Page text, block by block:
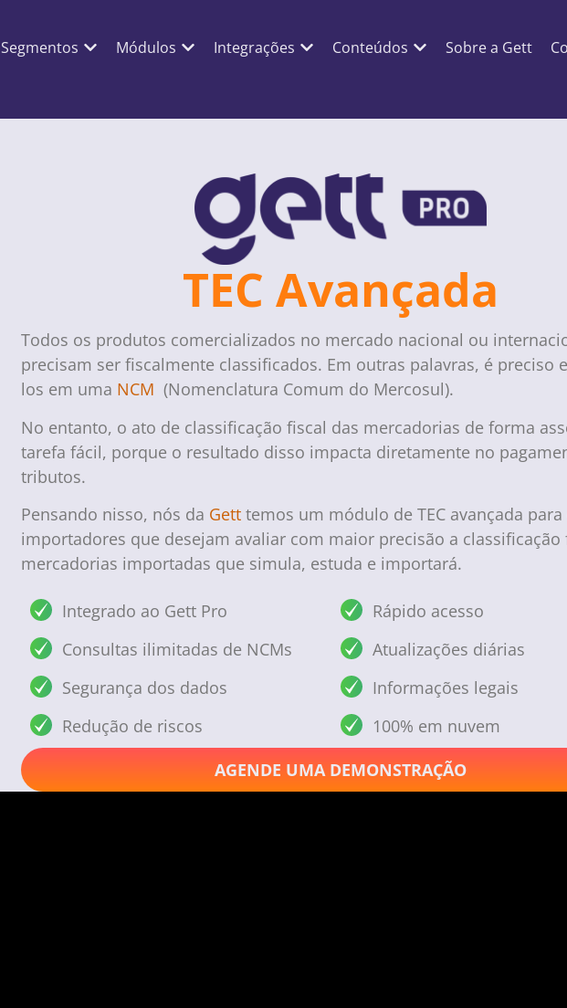
Segmentos Módulos Integrações Conteúdos Sobre a Gett
TEC Avançada
Todos os produtos comercializados no mercado nacional ou
precisam ser fiscalmente classificados. Em outras palavras, é preciso
los em uma NCM (Nomenclatura Comum do Mercosul).
No entanto, o ato de classificação fiscal das mercadorias de forma
tarefa fácil, porque o resultado disso impacta diretamente no
tributos.
Pensando nisso, nós da Gett temos um módulo de TEC avançada para
importadores que desejam avaliar com maior precisão a classificação
mercadorias importadas que simula, estuda e importará.
Integrado ao Gett Pro
Consultas ilimitadas de NCMs
Segurança dos dados
Redução de riscos
Rápido acesso
Atualizações diárias
Informações legais
100% em nuvem
AGENDE UMA DEMONSTRAÇÃO